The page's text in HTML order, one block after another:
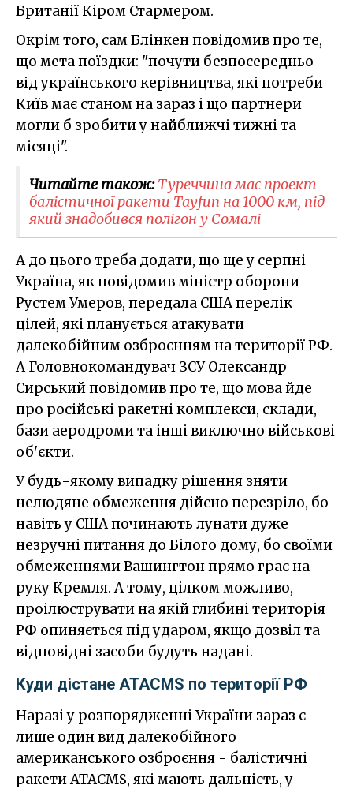
Британії Кіром Стармером.
Окрім того, сам Блінкен повідомив про те,
що мета поїздки: "почути безпосередньо
від українського керівництва, які потреби
Київ має станом на зараз і що партнери
могли б зробити у найближчі тижні та
місяці".
Читайте також:Туреччина має проект
балістичної ракети Tayfun на 1000 км, під
який знадобився полігон у Сомалі
А до цього треба додати, що ще у серпні
Україна, як повідомив міністр оборони
Рустем Умеров, передала США перелік
цілей, які планується атакувати
далекобійним озброєнням на території РФ.
А Головнокомандувач ЗСУ Олександр
Сирський повідомив про те, що мова йде
про російські ракетні комплекси, склади,
бази аеродроми та інші виключно військові
об'єкти.
У будь-якому випадку рішення зняти
нелюдяне обмеження дійсно перезріло, бо
навіть у США починають лунати дуже
незручні питання до Білого дому, бо своїми
обмеженнями Вашингтон прямо грає на
руку Кремля. А тому, цілком можливо,
проілюструвати на якій глибині територія
РФ опиняється під ударом, якщо дозвіл та
відповідні засоби будуть надані.
Куди дістане ATACMS по території РФ
Наразі у розпорядженні України зараз є
лише один вид далекобійного
американського озброєння - балістичні
ракети ATACMS, які мають дальність, у